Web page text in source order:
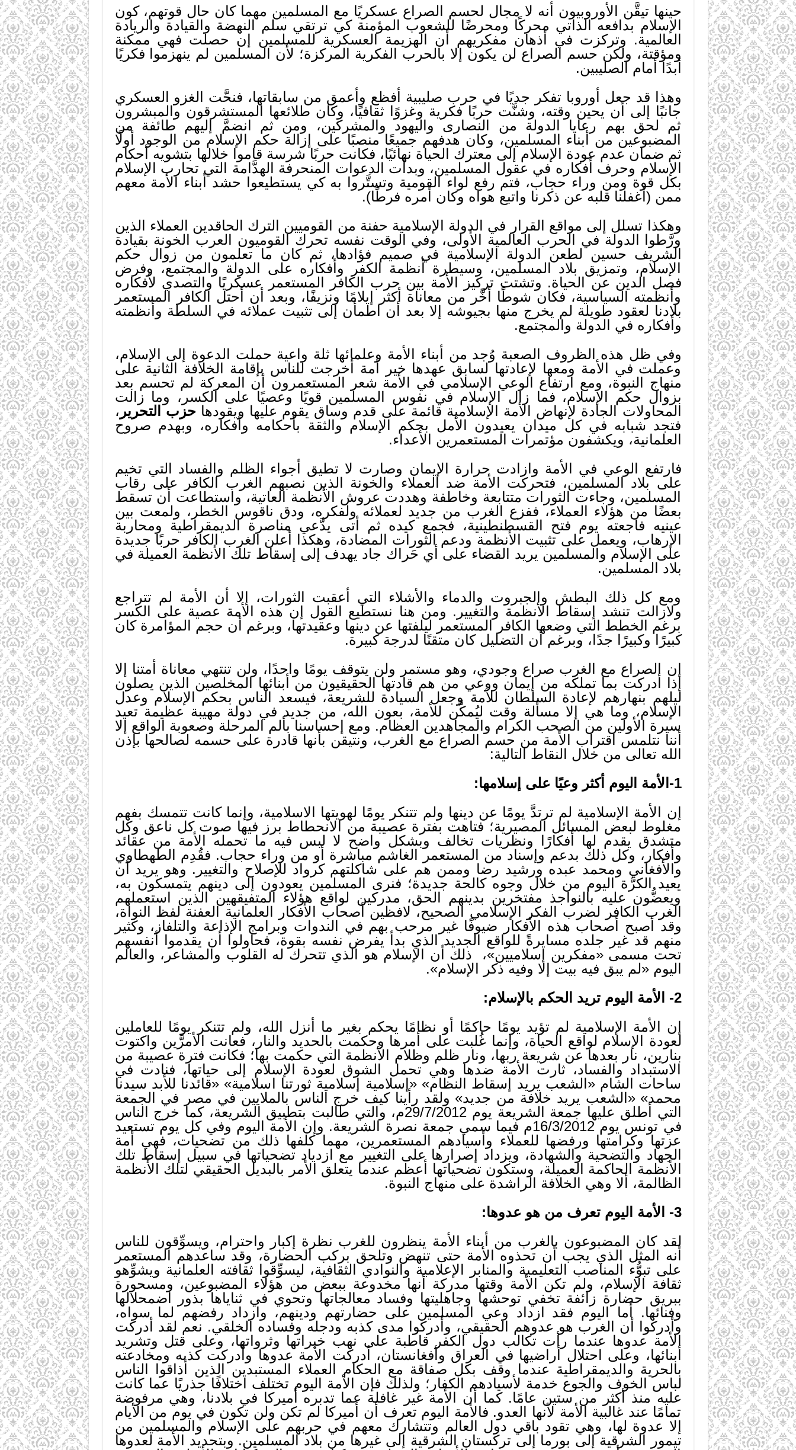
حينها تيقَّن الأوروبيون أنه لا مجال لحسم الصراع عسكريًا مع المسلمين مهما كان حال قوتهم، كون
الإسلام بدافعه الذاتي محركًا ومحرضًا للشعوب المؤمنة كي ترتقي سلم النهضة والقيادة والريادة
العالمية. وتركزت في أذهان مفكريهم أن الهزيمة العسكرية للمسلمين إن حصلت فهي ممكنة
ومؤقتة، ولكن حسم الصراع لن يكون إلا بالحرب الفكرية المركزة؛ لأن المسلمين لم ينهزموا فكريًا
أبدًا أمام الصليبين.
وهذا قد جعل أوروبا تفكر جديًا في حرب صليبية أفظع وأعمق من سابقاتها، فنحَّت الغزو العسكري
جانبًا إلى أن يحين وقته، وشنَّت حربًا فكرية وغزوًا ثقافيًا، وكان طلائعها المستشرقون والمبشرون
ثم لحق بهم رعايا الدولة من النصارى واليهود والمشركين، ومن ثم انضمَّ إليهم طائفة من
المضبوعين من أبناء المسلمين، وكان هدفهم جميعًا منصبًا على إزالة حكم الإسلام من الوجود أولًا
ثم ضمان عدم عودة الإسلام إلى معترك الحياة نهائيًا، فكانت حربًا شرسة قاموا خلالها بتشويه أحكام
الإسلام وحرف أفكاره في عقول المسلمين، وبدأت الدعوات المنحرفة الهدَّامة التي تحارب الإسلام
بكل قوة ومن وراء حجاب، فتم رفع لواء القومية وتستَّروا به كي يستطيعوا حشد أبناء الأمة معهم
ممن (أغفلنا قلبه عن ذكرنا واتبع هواه وكان أمره فرطًا).
وهكذا تسلل إلى مواقع القرار في الدولة الإسلامية حفنة من القوميين الترك الحاقدين العملاء الذين
ورَّطوا الدولة في الحرب العالمية الأولى، وفي الوقت نفسه تحرك القوميون العرب الخونة بقيادة
الشريف حسين لطعن الدولة الإسلامية في صميم فؤادها، ثم كان ما تعلمون من زوال حكم
الإسلام، وتمزيق بلاد المسلمين، وسيطرة أنظمة الكفر وأفكاره على الدولة والمجتمع، وفرض
فصل الدين عن الحياة. وتشتت تركيز الأمة بين حرب الكافر المستعمر عسكريًا والتصدي لأفكاره
وأنظمته السياسية، فكان شوطًا أخَّر من معاناة أكثر إيلامًا ونزيفًا، وبعد أن أحتل الكافر المستعمر
بلادنا لعقود طويلة لم يخرج منها بجيوشه إلا بعد أن اطمأن إلى تثبيت عملائه في السلطة وأنظمته
وأفكاره في الدولة والمجتمع.
وفي ظل هذه الظروف الصعبة وُجد من أبناء الأمة وعلمائها ثلة واعية حملت الدعوة إلى الإسلام،
وعملت في الأمة ومعها لإعادتها لسابق عهدها خير أمة أخرجت للناس بإقامة الخلافة الثانية على
منهاج النبوة، ومع ارتفاع الوعي الإسلامي في الأمة شعر المستعمرون أن المعركة لم تحسم بعد
بزوال حكم الإسلام، فما زال الإسلام في نفوس المسلمين قويًا وعصيًا على الكسر، وما زالت
المحاولات الجادة لإنهاض الأمة الإسلامية قائمة على قدم وساق يقوم عليها ويقودها حزب التحرير ،
فتجد شبابه في كل ميدان يعيدون الأمل بحكم الإسلام والثقة بأحكامه وأفكاره، وبهدم صروح
العلمانية، ويكشفون مؤتمرات المستعمرين الأعداء.
فارتفع الوعي في الأمة وازادت حرارة الإيمان وصارت لا تطيق أجواء الظلم والفساد التي تخيم
على بلاد المسلمين، فتحركت الأمة ضد العملاء والخونة الذين نصبهم الغرب الكافر على رقاب
المسلمين، وجاءت الثورات متتابعة وخاطفة وهددت عروش الأنظمة العاتية، واستطاعت أن تسقط
بعضًا من هؤلاء العملاء، ففزع الغرب من جديد لعملائه ولفكره، ودق ناقوس الخطر، ولمعت بين
عينيه فاجعته يوم فتح القسطنطينية، فجمع كيده ثم أتى يدَّعي مناصرة الديمقراطية ومحاربة
الإرهاب، ويعمل على تثبيت الأنظمة ودعم الثورات المضادة، وهكذا أعلن الغرب الكافر حربًا جديدة
على الإسلام والمسلمين يريد القضاء على أي حَراك جاد يهدف إلى إسقاط تلك الأنظمة العميلة في
بلاد المسلمين.
ومع كل ذلك البطش والجبروت والدماء والأشلاء التي أعقبت الثورات، إلا أن الأمة لم تتراجع
ولازالت تنشد إسقاط الأنظمة والتغيير. ومن هنا نستطيع القول إن هذه الأمة عصية على الكسر
برغم الخطط التي وضعها الكافر المستعمر ليلفتها عن دينها وعقيدتها، وبرغم أن حجم المؤامرة كان
كبيرًا وكبيرًا جدًا، وبرغم أن التضليل كان متقنًا لدرجة كبيرة.
إن الصراع مع الغرب صراع وجودي، وهو مستمر ولن يتوقف يومًا واحدًا، ولن تنتهي معاناة أمتنا إلا
إذا أدركت بما تملكه من إيمان ووعي من هم قادتها الحقيقيون من أبنائها المخلصين الذين يصلون
ليلهم بنهارهم لإعادة السلطان للأمة وجعل السيادة للشريعة، فيسعد الناس بحكم الإسلام وعدل
الإسلام، وما هي إلا مسألة وقت ليُمكَّن للأمة، بعون الله، من جديد في دولة مهيبة عظيمة تعيد
سيرة الأولين من الصحب الكرام والمجاهدين العظام. ومع إحساسنا بألم المرحلة وصعوبة الواقع إلا
أننا نتلمس اقتراب الأمة من حسم الصراع مع الغرب، ونتيقن بأنها قادرة على حسمه لصالحها بإذن
الله تعالى من خلال النقاط التالية:
1-الأمة اليوم أكثر وعيًا على إسلامها:
إن الأمة الإسلامية لم ترتدَّ يومًا عن دينها ولم تتنكر يومًا لهويتها الاسلامية، وإنما كانت تتمسك بفهم
مغلوط لبعض المسائل المصيرية؛ فتاهت بفترة عصيبة من الانحطاط برز فيها صوت كل ناعق وكل
متشدق يقدم لها أفكارًا ونظريات تخالف وبشكل واضح لا لبس فيه ما تحمله الأمة من عقائد
وأفكار، وكل ذلك بدعم وإسناد من المستعمر الغاشم مباشرة أو من وراء حجاب. فقُدِم الطهطاوي
والأفغاني ومحمد عبده ورشيد رضا وممن هم على شاكلتهم كرواد للإصلاح والتغيير. وهو يريد أن
يعيد الكرَّة اليوم من خلال وجوه كالحة جديدة؛ فنرى المسلمين يعودون إلى دينهم يتمسكون به،
ويعضُّون عليه بالنواجذ مفتخرين بدينهم الحق، مدركين لواقع هؤلاء المتفيقهين الذين استعملهم
الغرب الكافر لضرب الفكر الإسلامي الصحيح، لافظين أصحاب الأفكار العلمانية العفنة لفظ النواة،
وقد أصبح أصحاب هذه الأفكار ضيوفًا غير مرحب بهم في الندوات وبرامج الإذاعة والتلفاز، وكثير
منهم قد غير جلده مسايرةً للواقع الجديد الذي بدأ يفرض نفسه بقوة، فحاولوا أن يقدموا أنفسهم
تحت مسمى «مفكرين إسلاميين»، ذلك أن الإسلام هو الذي تتحرك له القلوب والمشاعر، والعالم
اليوم «لم يبق فيه بيت إلا وفيه ذكر الإسلام».
2- الأمة اليوم تريد الحكم بالإسلام:
إن الأمة الإسلامية لم تؤيد يومًا حاكمًا أو نظامًا يحكم بغير ما أنزل الله، ولم تتنكر يومًا للعاملين
لعودة الإسلام لواقع الحياة، وإنما غُلبت على أمرها وحكمت بالحديد والنار، فعانت الأمرَّين واكتوت
بنارين، نار بعدها عن شريعة ربها، ونار ظلم وظلام الأنظمة التي حكمت بها؛ فكانت فترة عصيبة من
الاستبداد والفساد، ثارت الأمة ضدها وهي تحمل الشوق لعودة الإسلام إلى حياتها، فنادت في
ساحات الشام «الشعب يريد إسقاط النظام» «إسلامية إسلامية ثورتنا اسلامية» «قائدنا للأبد سيدنا
محمد» «الشعب يريد خلافة من جديد» ولقد رأينا كيف خرج الناس بالملايين في مصر في الجمعة
التي أطلق عليها جمعة الشريعة يوم 29/7/2012م، والتي طالبت بتطبيق الشريعة، كما خرج الناس
في تونس يوم 16/3/2012م فيما سمي جمعة نصرة الشريعة. وإن الأمة اليوم وفي كل يوم تستعيد
عزتها وكرامتها ورفضها للعملاء وأسيادهم المستعمرين، مهما كلفها ذلك من تضحيات، فهي أمة
الجهاد والتضحية والشهادة، ويزداد إصرارها على التغيير مع ازدياد تضحياتها في سبيل إسقاط تلك
الأنظمة الحاكمة العميلة، وستكون تضحياتها أعظم عندما يتعلق الأمر بالبديل الحقيقي لتلك الأنظمة
الظالمة، ألا وهي الخلافة الراشدة على منهاج النبوة.
3- الأمة اليوم تعرف من هو عدوها:
لقد كان المضبوعون بالغرب من أبناء الأمة ينظرون للغرب نظرة إكبار واحترام، ويسوِّقون للناس
أنه المثل الذي يجب أن تحذوه الأمة حتى تنهض وتلحق بركب الحضارة، وقد ساعدهم المستعمر
على تبوُّء المناصب التعليمية والمنابر الإعلامية والنوادي الثقافية، ليسوِّقوا ثقافته العلمانية ويشوِّهو
ثقافة الإسلام، ولم تكن الأمة وقتها مدركة أنها مخدوعة ببعض من هؤلاء المضبوعين، ومسحورة
ببريق حضارة زائفة تخفي توحشها وجاهليتها وفساد معالجاتها وتحوي في ثناياها بذور اضمحلالها
وفنائها. أما اليوم فقد ازداد وعي المسلمين على حضارتهم ودينهم، وازداد رفضهم لما سواه،
وأدركوا أن الغرب هو عدوهم الحقيقي، وأدركوا مدى كذبه ودجله وفساده الخلقي. نعم لقد أدركت
الأمة عدوها عندما رأت تكالب دول الكفر قاطبة على نهب خيراتها وثرواتها، وعلى قتل وتشريد
أبنائها، وعلى احتلال أراضيها في العراق وأفغانستان، أدركت الأمة عدوها وأدركت كذبه ومخادعته
بالحرية والديمقراطية عندما وقف بكل صفاقة مع الحكام العملاء المستبدين الذين أذاقوا الناس
لباس الخوف والجوع خدمة لأسيادهم الكفار؛ ولذلك فإن الأمة اليوم تختلف اختلافًا جذريًا عما كانت
عليه منذ أكثر من ستين عامًا. كما أن الأمة غير غافلة عما تدبره أميركا في بلادنا، وهي مرفوضة
تمامًا عند غالبية الأمة لأنها العدو. فالأمة اليوم تعرف أن أميركا لم تكن ولن تكون في يوم من الأيام
إلا عدوة لها، وهي تقود باقي دول العالم وتتشارك معهم في حربهم على الإسلام والمسلمين من
تيمور الشرقية إلى بورما إلى تركستان الشرقية إلى غيرها من بلاد المسلمين. وبتحديد الأمة لعدوها